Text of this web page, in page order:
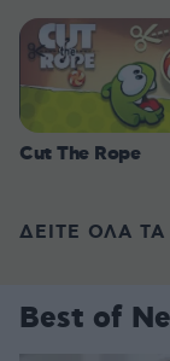
Cut The Rope
ΔΕΙΤΕ ΟΛΑ ΤΑ
Best of